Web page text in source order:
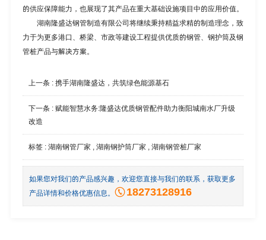
的供应保障能力，也展现了其产品在重大基础设施项目中的应用价值。
湖南隆盛达钢管制造有限公司将继续秉持精益求精的制造理念，致
力于为更多港口、桥梁、市政等建设工程提供优质的钢管、 钢护筒及钢
管桩产品与解决方案。
上一条 :携手湖南隆盛达，共筑绿色能源基石
下一条 :赋能智慧水务:隆盛达优质钢管配件助力衡阳城南水厂升级
改造
标签 :湖南钢管厂家 ,湖南钢护筒厂家 ,湖南钢管桩厂家
如果您对我们的产品感兴趣，欢迎您直接与我们的联系，获取更多
产品详情和价格优惠信息。
18273128916